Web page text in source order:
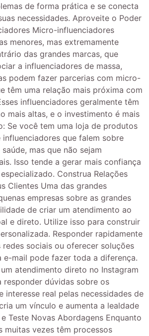
de forma prática e se conecta
necessidades. Aproveite o Poder
Micro-influenciadores
menores, mas extremamente
das grandes marcas, que
a influenciadores de massa,
podem fazer parcerias com micro-
têm uma relação mais próxima com
influenciadores geralmente têm
mais altas, e o investimento é mais
Se você tem uma loja de produtos
que falem sobre
mas que não sejam
Isso tende a gerar mais confiança
Construa Relações
Clientes Uma das grandes
empresas sobre as grandes
de criar um atendimento ao
e direto. Utilize isso para construir
Responder rapidamente
redes sociais ou oferecer soluções
e-mail pode fazer toda a diferença.
atendimento direto no Instagram
responder dúvidas sobre os
interesse real pelas necessidades de
um vínculo e aumenta a lealdade
Teste Novas Abordagens Enquanto
muitas vezes têm processos